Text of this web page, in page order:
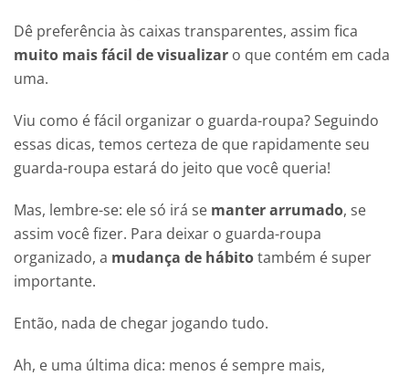
Dê preferência às caixas transparentes, assim fica
muito mais fácil de visualizar o que contém em cada
uma.
Viu como é fácil organizar o guarda-roupa? Seguindo
essas dicas, temos certeza de que rapidamente seu
guarda-roupa estará do jeito que você queria!
Mas, lembre-se: ele só irá se manter arrumado, se
assim você fizer. Para deixar o guarda-roupa
organizado, a mudança de hábitotambém é super
importante.
Então, nada de chegar jogando tudo.
Ah, e uma última dica: menos é sempre mais,